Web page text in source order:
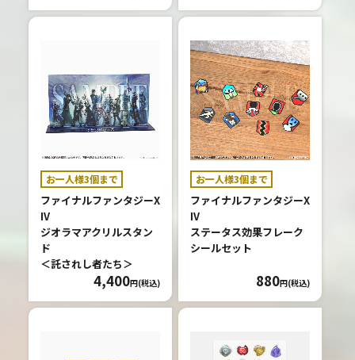
お一人様3個まで
ファイナルファンタジーX
IV
ジオラマアクリルスタン
ド
＜託されし者たち＞
4,400円(税込)
お一人様3個まで
ファイナルファンタジーX
IV
ステータス効果フレーク
シールセット
880円(税込)